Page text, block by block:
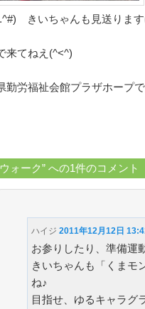
きいちゃんも見送ります
来てねえ(^<^)
勤労福祉会館プラザホープ
ォーク” への1件のコメント
ハイジ 2011年12月12日
お参りしたり、準備運
きいちゃんも「くまモ
ね♪
目指せ、ゆるキャラグ